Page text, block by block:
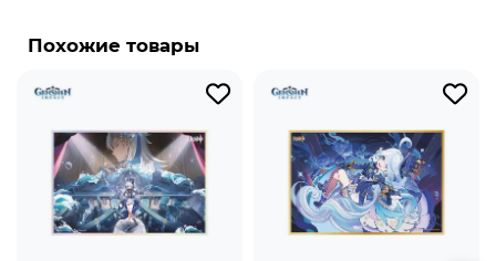
Светлячок - член отряда "Охотники за
"СЭМ". Рождённая как оружие, она страдает от
генетической модификации. Она
присоединилась к Охотникам за Стелларонами в
поисках смысла жизни, неустанно стремясь
бросить вызов судьбе.
Похожие товары